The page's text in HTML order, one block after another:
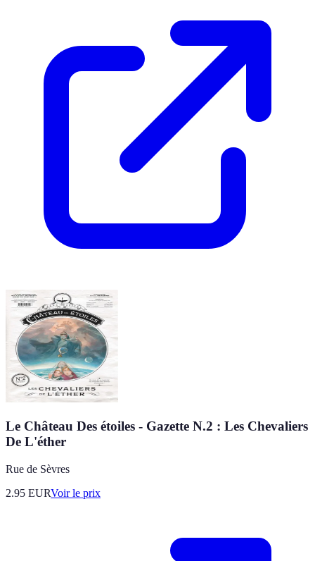
Le Château Des étoiles - Gazette N.2 : Les Chevaliers
De L'éther
Rue de Sèvres
2.95 EURVoir le prix